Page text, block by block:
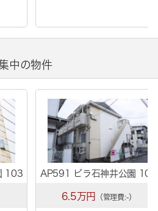
中の物件
103 AP591 ビラ石神井公園 105
6.5万円 （管理費:-）